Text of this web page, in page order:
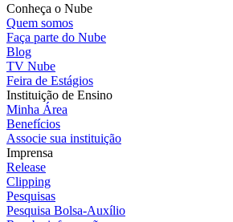
Conheça o Nube
Quem somos
Faça parte do Nube
Blog
TV Nube
Feira de Estágios
Instituição de Ensino
Minha Área
Benefícios
Associe sua instituição
Imprensa
Release
Clipping
Pesquisas
Pesquisa Bolsa-Auxílio